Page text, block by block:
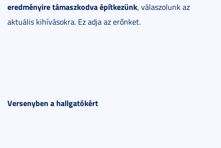
eredményire támaszkodva építkezünk, válaszolunk az
aktuális kihívásokra. Ez adja az erőnket.
Versenyben a hallgatókért